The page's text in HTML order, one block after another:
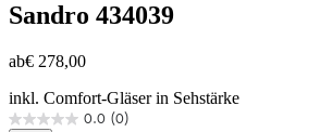
Sandro 434039
ab€ 278,00
inkl. Comfort-Gläser in Sehstärke
0.0 (0)
0.0